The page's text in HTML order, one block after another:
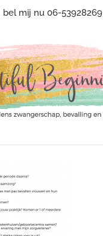
bel mij nu 06-53928269